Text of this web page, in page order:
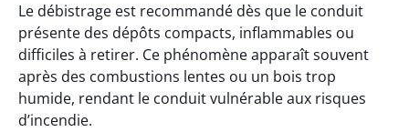
Le débistrage est recommandé dès que le conduit
présente des dépôts compacts, inflammables ou
difficiles à retirer. Ce phénomène apparaît souvent
après des combustions lentes ou un bois trop
humide, rendant le conduit vulnérable aux risques
d’incendie.